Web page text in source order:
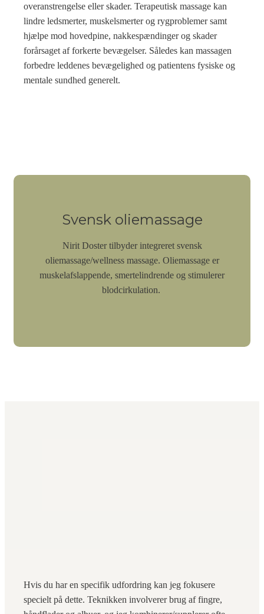
overanstrengelse eller skader. Terapeutisk massage kan
lindre ledsmerter, muskelsmerter og rygproblemer samt
hjælpe mod hovedpine, nakkespændinger og skader
forårsaget af forkerte bevægelser. Således kan massagen
forbedre leddenes bevægelighed og patientens fysiske og
mentale sundhed generelt.
Svensk oliemassage
Nirit Doster tilbyder integreret svensk
oliemassage/wellness massage. Oliemassage er
muskelafslappende, smertelindrende og stimulerer
blodcirkulation.
Hvis du har en specifik udfordring kan jeg fokusere
specielt på dette. Teknikken involverer brug af fingre,